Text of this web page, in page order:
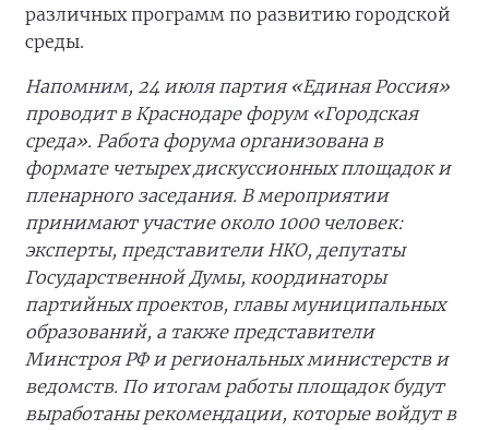
различных программ по развитию городской
среды.
Напомним, 24 июля партия «Единая Россия»
проводит в Краснодаре форум «Городская
среда». Работа форума организована в
формате четырех дискуссионных площадок и
пленарного заседания. В мероприятии
принимают участие около 1000 человек:
эксперты, представители НКО, депутаты
Государственной Думы, координаторы
партийных проектов, главы муниципальных
образований, а также представители
Минстроя РФ и региональных министерств и
ведомств. По итогам работы площадок будут
выработаны рекомендации, которые войдут в